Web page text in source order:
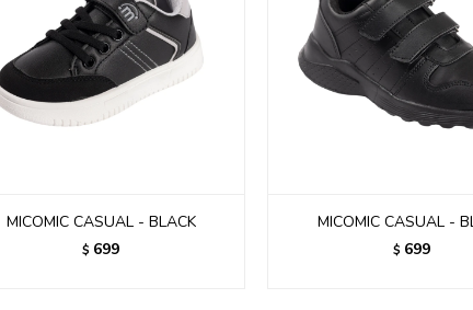
MICOMIC CASUAL - BLACK
$ 699
MICOMIC CASUAL -
$ 699